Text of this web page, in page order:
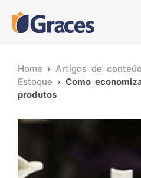
Home › Artigos de
Estoque › Como
produtos